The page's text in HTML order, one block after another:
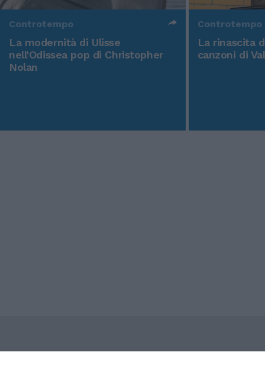
Controtempo
La modernità di Ulisse
nell'Odissea pop di Christopher
Nolan
Controtempo
La rinascita
canzoni di